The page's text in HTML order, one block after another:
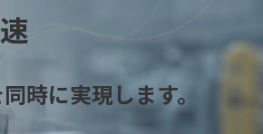
時に実現します。